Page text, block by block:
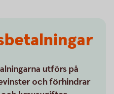
utförs på
och förhindrar